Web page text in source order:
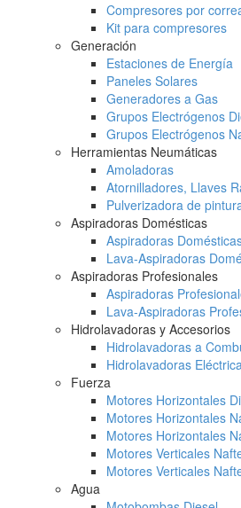
Compresores por
Kit para compresores
Generación
Estaciones de Energía
Paneles Solares
Generadores a Gas
Grupos Electrógenos
Grupos Electrógenos
Herramientas Neumáticas
Amoladoras
Atornilladores, Llaves
Pulverizadora de
Aspiradoras Domésticas
Aspiradoras
Lava-Aspiradoras
Aspiradoras Profesionales
Aspiradoras
Lava-Aspiradoras
Hidrolavadoras y Accesorios
Hidrolavadoras a
Hidrolavadoras
Fuerza
Motores Horizontales
Motores Horizontales
Motores Horizontales
Motores Verticales
Motores Verticales
Agua